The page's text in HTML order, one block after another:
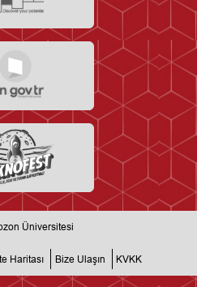
Üniversitesi
Haritası Bize Ulaşın KVKK